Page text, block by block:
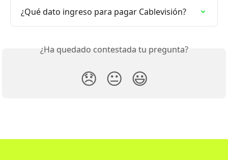
¿Qué dato ingreso para pagar Cablevisión?
¿Ha quedado contestada tu pregunta?
😞 😐 😃